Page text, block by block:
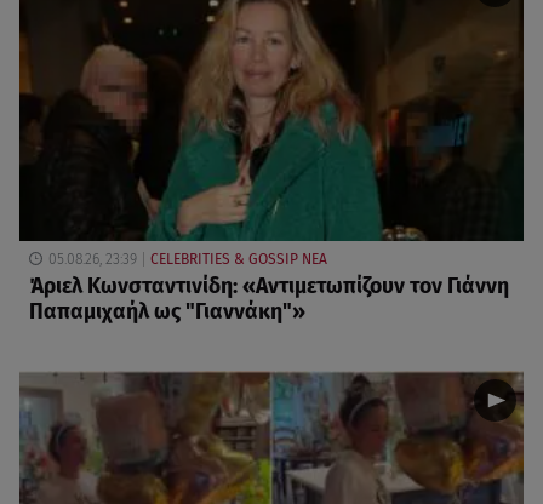
05.08.26, 23:39 CELEBRITIES & GOSSIP ΝΕΑ
Άριελ Κωνσταντινίδη: «Αντιμετωπίζουν τον Γιάννη
Παπαμιχαήλ ως "Γιαννάκη"»